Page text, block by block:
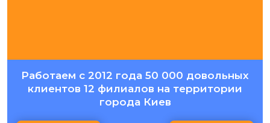
Работаем с 2012 года 50 000 довольных
клиентов 12 филиалов на территории
города Киев